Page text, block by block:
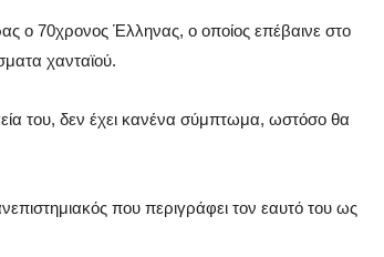
ο 70χρονος Έλληνας, ο οποίος επέβαινε στο
χανταϊού.
του, δεν έχει κανένα σύμπτωμα, ωστόσο θα
που περιγράφει τον εαυτό του ως